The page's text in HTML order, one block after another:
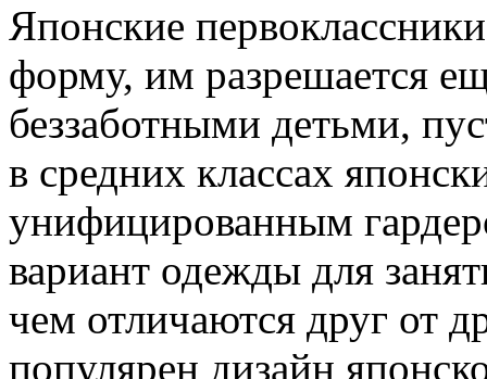
Японские
форму, им разрешается
беззаботными детьми,
в средних классах
унифицированным
вариант одежды для
чем отличаются друг от
популярен дизайн